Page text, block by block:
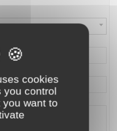
cookies
you control
you want to